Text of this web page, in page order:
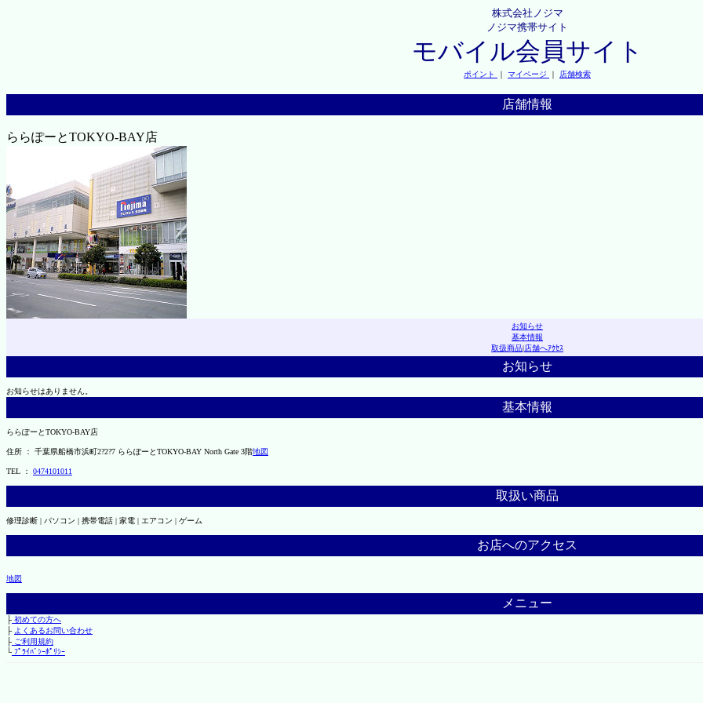
株式会社ノジマ
ノジマ携帯サイト
モバイル会員サイト
ポイント ｜ マイページ ｜ 店舗検索
店舗情報
ららぽーとTOKYO-BAY店
お知らせ
基本情報
取扱商品|店舗へｱｸｾｽ
お知らせ
お知らせはありません。
基本情報
ららぽーとTOKYO-BAY店
住所 ： 千葉県船橋市浜町2?2?7 ららぽーとTOKYO-BAY North Gate 3階地図
TEL ： 0474101011
取扱い商品
修理診断 | パソコン | 携帯電話 | 家電 | エアコン | ゲーム
お店へのアクセス
地図
メニュー
├初めての方へ
├ よくあるお問い合わせ
├ご利用規約
└ﾌﾟﾗｲﾊﾞｼｰﾎﾟﾘｼｰ